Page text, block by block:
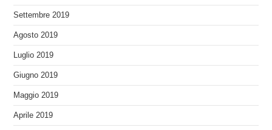
Settembre 2019
Agosto 2019
Luglio 2019
Giugno 2019
Maggio 2019
Aprile 2019